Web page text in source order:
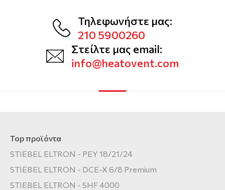
Τηλεφωνήστε μας:
210 5900260
Στείλτε μας email:
info@heatovent.com
Top προϊόντα
STIEBEL ELTRON - PEY 18/21/24
STIEBEL ELTRON - DCE-X 6/8 Premium
STIEBEL ELTRON - SHF 4000